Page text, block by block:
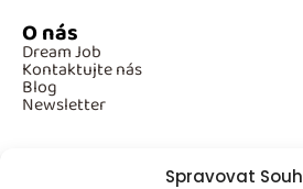
Spravovat
O nás
Dream Job
Kontaktujte nás
Blog
Newsletter